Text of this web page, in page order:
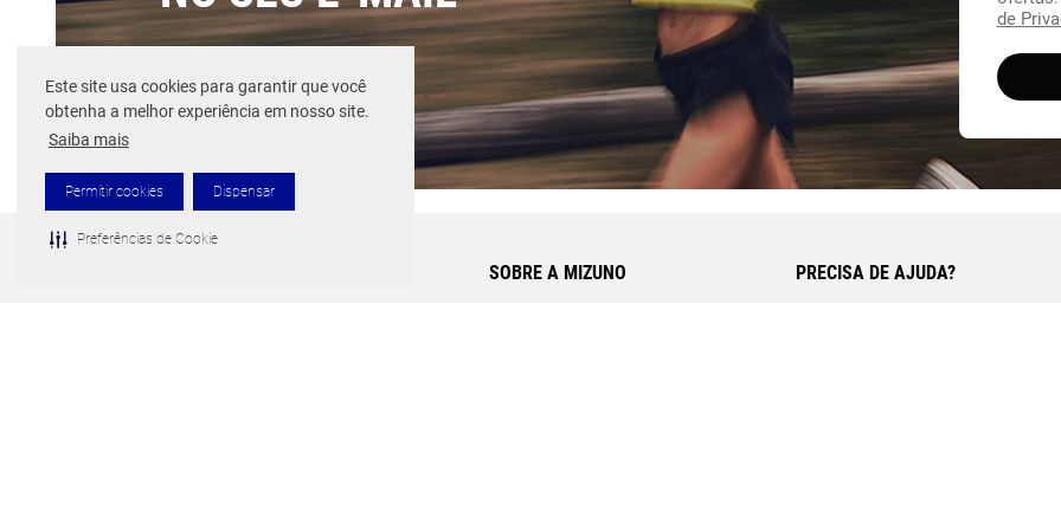
Este site usa cookies para garantir que você
obtenha a melhor experiência em nosso site.
Saiba mais
Permitir cookies Dispensar
Preferências de Cookie
Selecione o seu tamanho
de
SOBRE A MIZUNO PRECISA DE AJUDA?